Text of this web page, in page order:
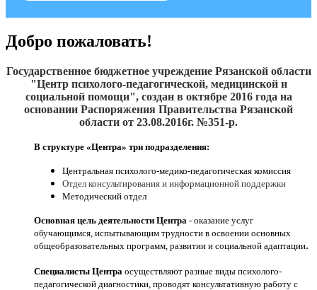
Добро пожаловать!
Государственное бюджетное учреждение Рязанской области
"Центр психолого-педагогической, медицинской и
социальной помощи", создан в октябре 2016года на
основании Распоряжения Правительства Рязанской
области от 23.08.2016г. №351-р.
В структуре «Центра» три подразделения:
Центральная психолого-медико-педагогическая комиссия
Отдел консультирования и информационной поддержки
Методический отдел
Основная цель деятельности Центра - оказание услуг
обучающимся, испытывающим трудности в освоении основных
общеобразовательных программ, развитии и социальной адаптации.
Специалисты Центра осуществляют разные виды психолого-
педагогической диагностики, проводят консультативную работу с